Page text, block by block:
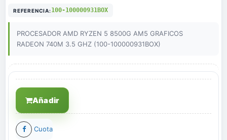
REFERENCIA:100-100000931BOX
PROCESADOR AMD RYZEN 5 8500G AM5 GRAFICOS
RADEON 740M 3.5 GHZ (100-100000931BOX)
Añadir
Cuota